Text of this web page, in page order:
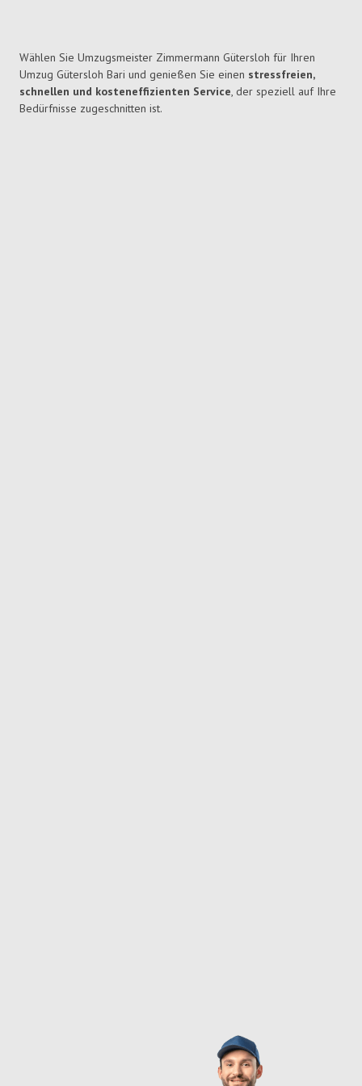
Wählen Sie Umzugsmeister Zimmermann Gütersloh für Ihren
Umzug Gütersloh Bari und genießen Sie einen stressfreien,
schnellen und kosteneffizienten Service, der speziell auf Ihre
Bedürfnisse zugeschnitten ist.